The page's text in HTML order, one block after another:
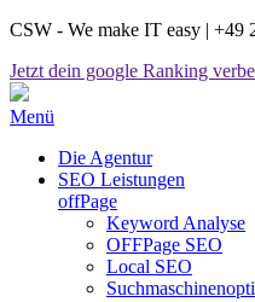
CSW - We make IT easy | +49
Jetzt dein google Ranking
Menü
Die Agentur
SEO Leistungen
offPage
Keyword Analyse
OFFPage SEO
Local SEO